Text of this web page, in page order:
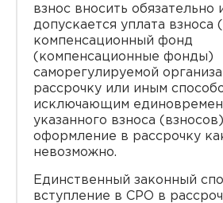
взнос вносить обязательно
допускается уплата взноса
компенсационный фонд
(компенсационные фонды)
саморегулируемой
рассрочку или иным
исключающим
указанного взноса
оформление в рассрочку
невозможно.
Единственный законный
вступление в СРО в